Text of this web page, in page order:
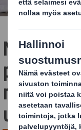
Miten
pahvista